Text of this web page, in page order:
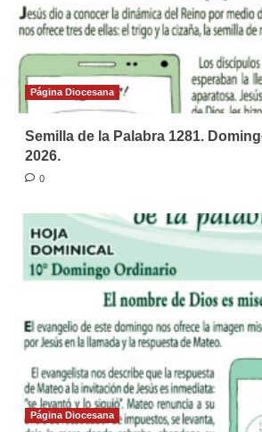
Página Diocesana
Semilla de la Palabra 1281.
2026.
0
Página Diocesana